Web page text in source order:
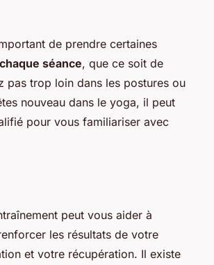
de prendre certaines
séance, que ce soit de
pas trop loin dans les postures ou
nouveau dans le yoga, il peut
pour vous familiariser avec
peut vous aider à
les résultats de votre
et votre récupération. Il existe